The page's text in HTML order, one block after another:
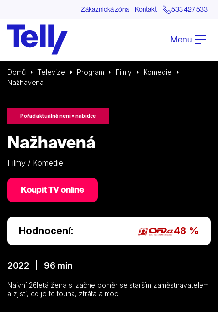
Zákaznická zóna Kontakt 533 427 533
Menu
Domů Televize Program Filmy
Komedie
Nažhavená
Pořad aktuálně není v nabídce
Nažhavená
Filmy / Komedie
Koupit TV online
Hodnocení: 48 %
2022 | 96 min
Naivní 26letá žena si začne poměr se starším zaměstnavatelem
a zjistí, co je to touha, ztráta a moc.